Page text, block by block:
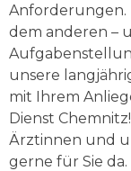
Anforderungen.
dem anderen –
unsere
mit Ihrem
Dienst
Ärztinnen und
gerne für Sie da.